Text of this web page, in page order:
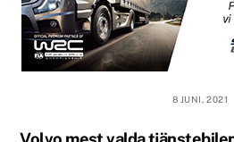
8 JUNI, 2021